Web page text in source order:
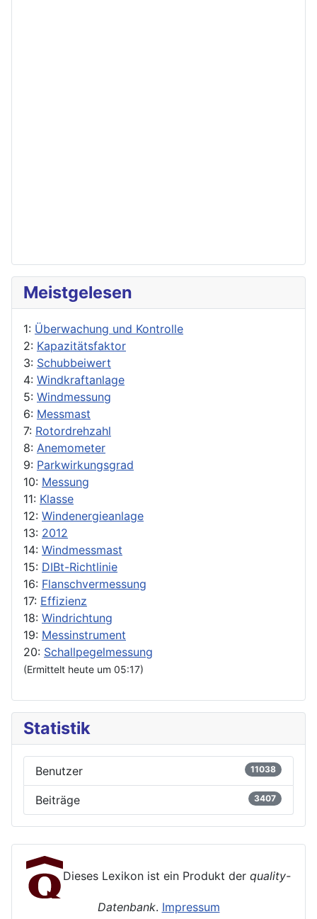
Meistgelesen
1: Überwachung und Kontrolle
2: Kapazitätsfaktor
3: Schubbeiwert
4: Windkraftanlage
5: Windmessung
6: Messmast
7: Rotordrehzahl
8: Anemometer
9: Parkwirkungsgrad
10: Messung
11: Klasse
12: Windenergieanlage
13: 2012
14: Windmessmast
15: DIBt-Richtlinie
16: Flanschvermessung
17: Effizienz
18: Windrichtung
19: Messinstrument
20: Schallpegelmessung
(Ermittelt heute um 05:17)
Statistik
Benutzer 11038
Beiträge 3407
Dieses Lexikon ist ein Produkt der quality-
Datenbank. Impressum